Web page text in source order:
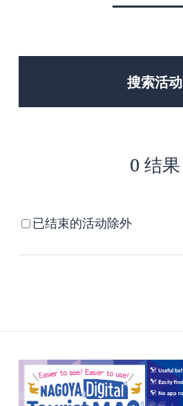
搜索活动
0 结果
已结束的活动除外